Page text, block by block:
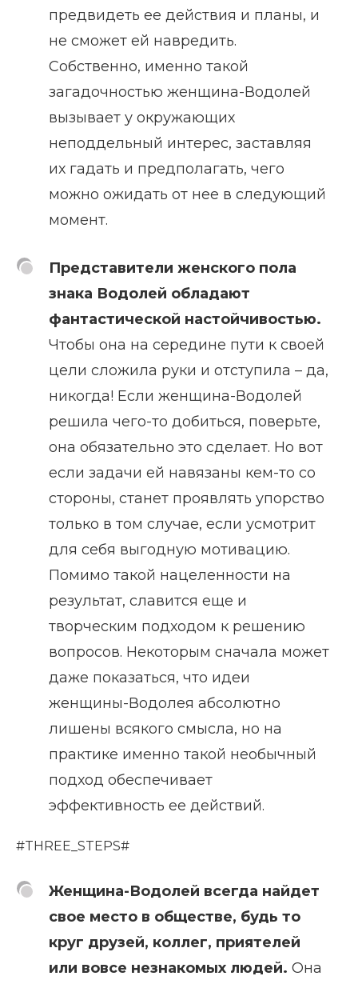
предвидеть ее действия и планы, и
не сможет ей навредить.
Собственно, именно такой
загадочностью женщина-Водолей
вызывает у окружающих
неподдельный интерес, заставляя
их гадать и предполагать, чего
можно ожидать от нее в следующий
момент.
Представители женского пола
знака Водолей обладают
фантастической настойчивостью.
Чтобы она на середине пути к своей
цели сложила руки и отступила – да,
никогда! Если женщина-Водолей
решила чего-то добиться, поверьте,
она обязательно это сделает. Но вот
если задачи ей навязаны кем-то со
стороны, станет проявлять упорство
только в том случае, если усмотрит
для себя выгодную мотивацию.
Помимо такой нацеленности на
результат, славится еще и
творческим подходом к решению
вопросов. Некоторым сначала может
даже показаться, что идеи
женщины-Водолея абсолютно
лишены всякого смысла, но на
практике именно такой необычный
подход обеспечивает
эффективность ее действий.
#THREE_STEPS#
Женщина-Водолей всегда найдет
свое место в обществе, будь то
круг друзей, коллег, приятелей
или вовсе незнакомых людей. Она